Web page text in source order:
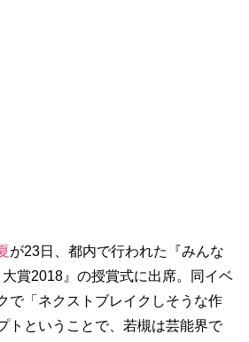
が23日、都内で行われた『みんな
賞2018』の授賞式に出席。同イベ
で「ネクストブレイクしそうな作
トということで、若槻は芸能界で